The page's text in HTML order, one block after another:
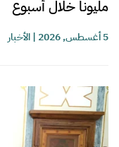
مليوناً خلال أسبوع
5 أغسطس, 2026 |الأخبار